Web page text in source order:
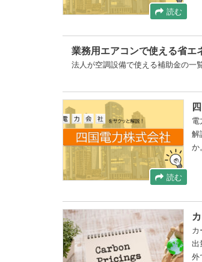
読む
業務用エアコンで使える省エ
法人が空調設備で使える補助金の一
読む
電
解
か
カ
出
外